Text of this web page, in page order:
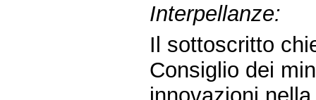
Interpellanze:
Il sottoscritto
Consiglio dei